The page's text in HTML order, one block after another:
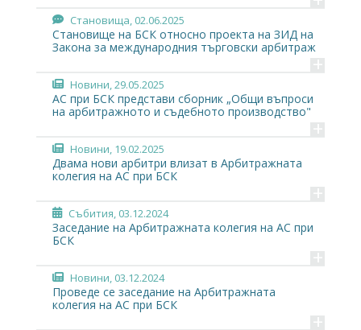
Становища, 02.06.2025
Становище на БСК относно проекта на ЗИД на
Закона за международния търговски арбитраж
+
Новини, 29.05.2025
АС при БСК представи сборник „Общи въпроси
на арбитражното и съдебното производство"
+
Новини, 19.02.2025
Двама нови арбитри влизат в Арбитражната
колегия на АС при БСК
+
Събития, 03.12.2024
Заседание на Арбитражната колегия на АС при
БСК
+
Новини, 03.12.2024
Проведе се заседание на Арбитражната
колегия на АС при БСК
+